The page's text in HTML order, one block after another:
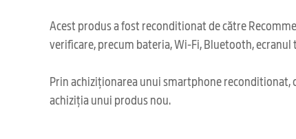
Acest produs a fost reconditionat de către
verificare, precum bateria, Wi-Fi, Bluetooth, ecranul
Prin achiziționarea unui smartphone reconditionat,
achiziția unui produs nou.